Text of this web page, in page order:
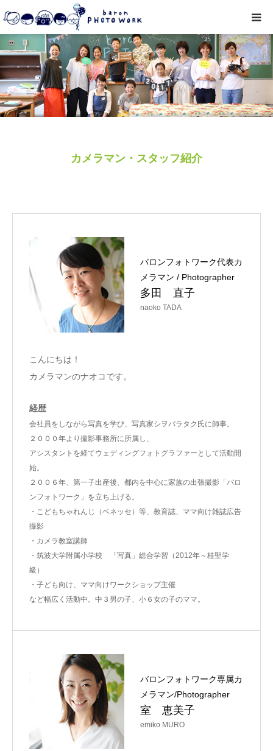
カメラマン・スタッフ紹介
バロンフォトワーク代表カ
メラマン / Photographer
多田 直子
naoko TADA
こんにちは！
カメラマンのナオコです。
経歴
会社員をしながら写真を学び、写真家シヲバラタク氏に師事。
２０００年より撮影事務所に所属し、
アシスタントを経てウェディングフォトグラファーとして活動開
始。
２００６年、第一子出産後、都内を中心に家族の出張撮影「バロ
ンフォトワーク」を立ち上げる。
・こどもちゃれんじ（ベネッセ）等、教育誌、ママ向け雑誌広告
撮影
・カメラ教室講師
・筑波大学附属小学校 「写真」総合学習（2012年～桂聖学
級）
・子ども向け、ママ向けワークショップ主催
など幅広く活動中。中３男の子、小６女の子のママ。
バロンフォトワーク専属カ
メラマン/Photographer
室 恵美子
emiko MURO
撮影プラン
私たちについて
● お写真とご感想
ご予約